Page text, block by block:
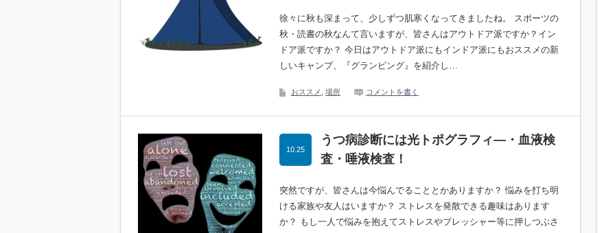
徐々に秋も深まって、少しずつ肌寒くなってきましたね。 スポーツの
秋・読書の秋なんて言いますが、皆さんはアウトドア派ですか？イン
ドア派ですか？ 今日はアウトドア派にもインドア派にもおススメの新
しいキャンプ、『グランピング』を紹介し…
おススメ 場所 コメントを書く
うつ病診断には光トポグラフィ―・血液検
査・唾液検査！
10.25
突然ですが、皆さんは今悩んでることとかありますか？ 悩みを打ち明
ける家族や友人はいますか？ ストレスを発散できる趣味はあります
か？ もし一人で悩みを抱えてストレスやプレッシャー等に押しつぶさ